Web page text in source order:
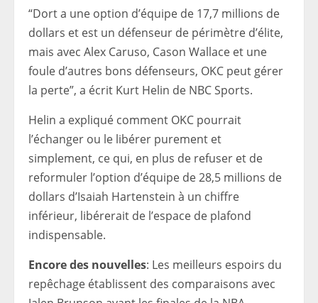
“Dort a une option d’équipe de 17,7 millions de
dollars et est un défenseur de périmètre d’élite,
mais avec Alex Caruso, Cason Wallace et une
foule d’autres bons défenseurs, OKC peut gérer
la perte”, a écrit Kurt Helin de NBC Sports.
Helin a expliqué comment OKC pourrait
l’échanger ou le libérer purement et
simplement, ce qui, en plus de refuser et de
reformuler l’option d’équipe de 28,5 millions de
dollars d’Isaiah Hartenstein à un chiffre
inférieur, libérerait de l’espace de plafond
indispensable.
Encore des nouvelles: Les meilleurs espoirs du
repêchage établissent des comparaisons avec